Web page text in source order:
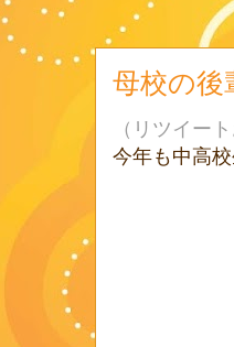
母校の後
（リツイー
今年も中高